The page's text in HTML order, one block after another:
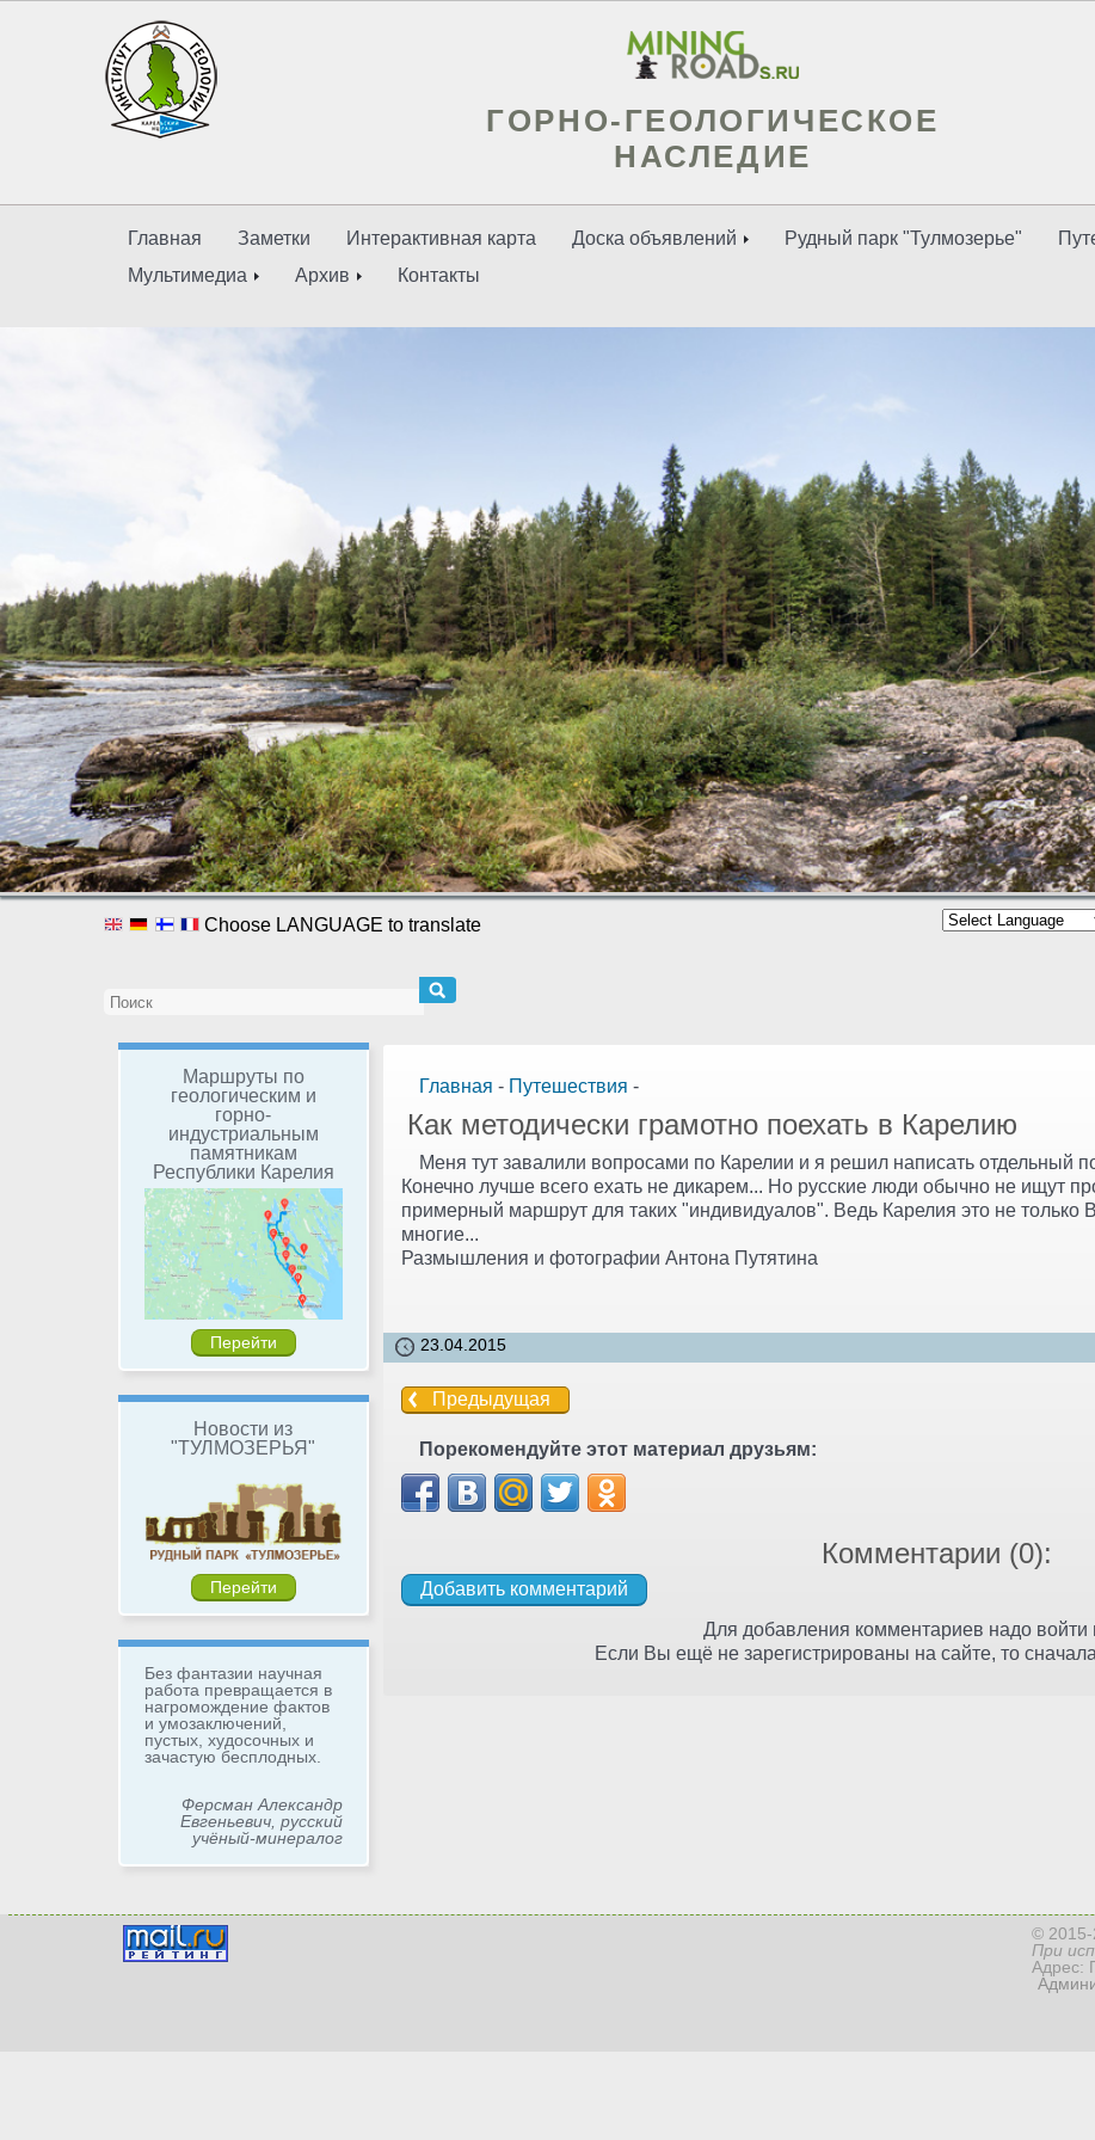
ГОРНО-ГЕОЛОГИЧЕСКОЕ
НАСЛЕДИЕ
Главная Заметки Интерактивная карта Доска объявлений Рудный парк "Тулмозерье"
Мультимедиа
Архив Контакты
Choose LANGUAGE to translate
Маршруты по
геологическим и
горно-
индустриальным
памятникам
Республики Карелия
Перейти
Новости из
"ТУЛМОЗЕРЬЯ"
Перейти
Без фантазии научная
работа превращается в
нагромождение фактов
и умозаключений,
пустых, худосочных и
зачастую бесплодных.
Ферсман Александр
Евгеньевич, русский
учёный-минералог
Главная - Путешествия -
Как методически грамотно поехать в Карелию
Меня тут завалили вопросами по Карелии и я решил написать отдельный
Конечно лучше всего ехать не дикарем... Но русские люди обычно не ищут
примерный маршрут для таких "индивидуалов". Ведь Карелия это не только
многие...
Размышления и фотографии Антона Путятина
23.04.2015
Предыдущая
Порекомендуйте этот материал друзьям:
Комментарии (0):
Для добавления комментариев надо войти
Если Вы ещё не зарегистрированы на сайте, то сначала
© 2015-
При
Адрес: